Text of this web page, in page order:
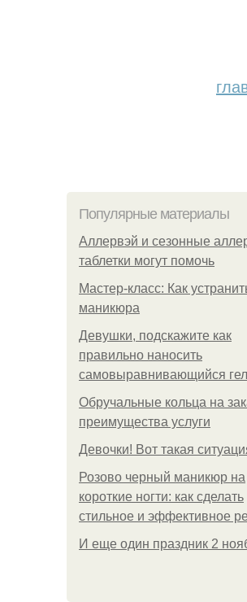
Популярные материалы
Аллервэй и сезонные
таблетки могут помочь
Мастер-класс: Как
маникюра
Девушки, подскажите как
правильно наносить
самовыравнивающийся
Обручальные кольца на
преимущества услуги
Девочки! Вот такая
Розово черный маникюр на
короткие ногти: как сделать
стильное и эффективное
И еще один праздник 2